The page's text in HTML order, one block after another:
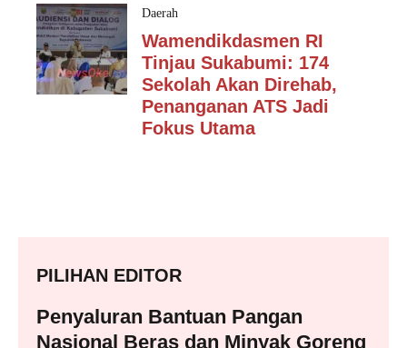
Daerah
Wamendikdasmen RI
Tinjau Sukabumi: 174
Sekolah Akan Direhab,
Penanganan ATS Jadi
Fokus Utama
PILIHAN EDITOR
Penyaluran Bantuan Pangan
Nasional Beras dan Minyak Goreng